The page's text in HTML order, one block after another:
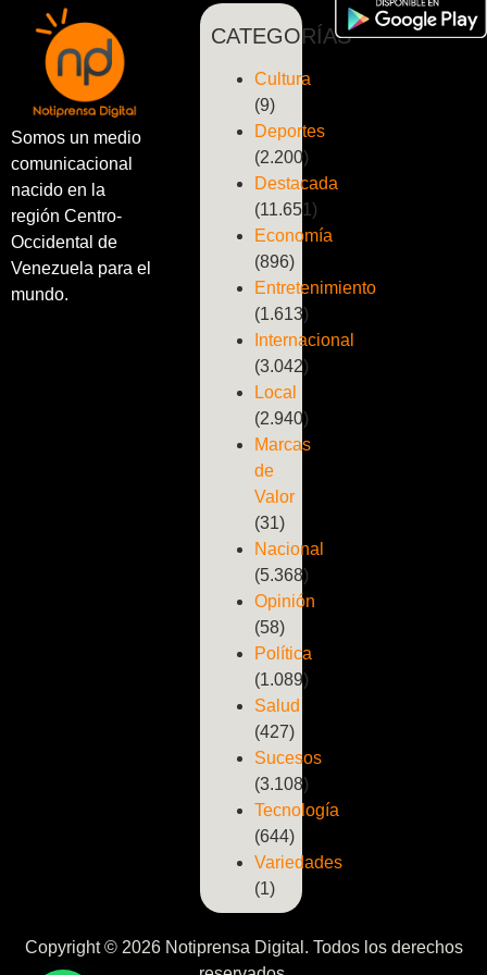
Somos un medio
comunicacional
nacido en la
región Centro-
Occidental de
Venezuela para el
mundo.
CATEGORÍAS
Cultura
(9)
Deportes
(2.200)
Destacada
(11.651)
Economía
(896)
Entretenimiento
(1.613)
Internacional
(3.042)
Local
(2.940)
Marcas
de
Valor
(31)
Nacional
(5.368)
Opinión
(58)
Política
(1.089)
Salud
(427)
Sucesos
(3.108)
Tecnología
(644)
Variedades
(1)
Copyright © 2026 Notiprensa Digital. Todos los derechos